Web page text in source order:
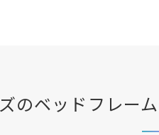
のベッドフレー